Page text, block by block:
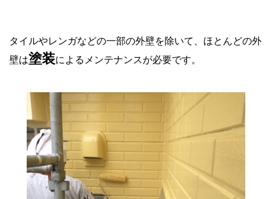
タイルやレンガなどの一部の外壁を除いて、ほとんどの外
壁は塗装によるメンテナンスが必要です。